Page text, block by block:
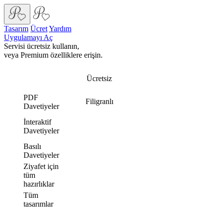
Tasarım ÜcretYardım
Uygulamayı Aç
Servisi ücretsiz kullanın,
veya Premium özelliklere erişin.
PDF
Davetiyeler
İnteraktif
Davetiyeler
Basılı
Davetiyeler
Ziyafet için
tüm
hazırlıklar
Tüm
tasarımlar
Ücretsiz
Filigranlı